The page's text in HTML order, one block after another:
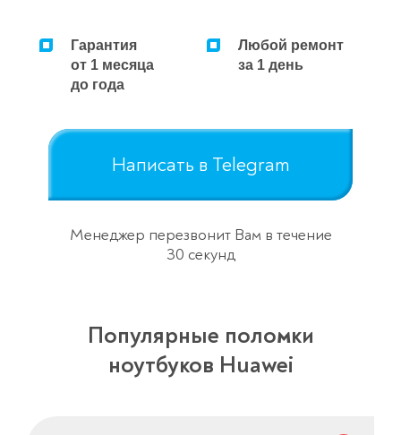
Гарантия
от 1 месяца
до года
Любой ремонт
за 1 день
Написать в Telegram
Менеджер перезвонит Вам в течение
30 секунд
Популярные поломки
ноутбуков Huawei